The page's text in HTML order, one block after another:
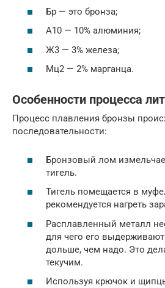
Бр — это бронза;
А10 — 10% алюминия;
Ж3 — 3% железа;
Мц2 — 2% марганца.
Особенности процесса
Процесс плавления бронзы
последовательности:
Бронзовый лом
тигель.
Тигель помещается в
рекомендуется нагреть
Расплавленный металл
для чего его
дольше, чем надо. Это
текучим.
Используя крючок и